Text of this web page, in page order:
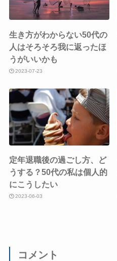
生き方がわからない50代の
人はそろそろ我に返ったほ
うがいいかも
2023-07-23
定年退職後の過ごし方、ど
うする？50代の私は個人的
にこうしたい
2023-06-03
コメント